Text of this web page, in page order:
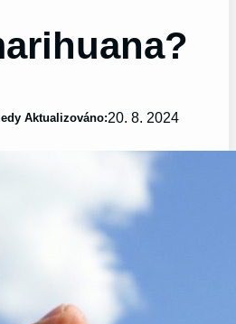
Aktualizováno:20. 8. 2024